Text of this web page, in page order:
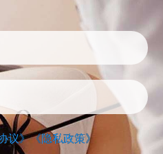
议》《隐私政策》